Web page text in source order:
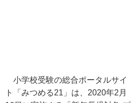
小学校受験の総合ポータルサイ
ト「みつめる21」は、2020年2月